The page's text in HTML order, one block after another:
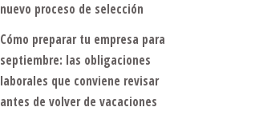
nuevo proceso de selección
Cómo preparar tu empresa para
septiembre: las obligaciones
laborales que conviene revisar
antes de volver de vacaciones